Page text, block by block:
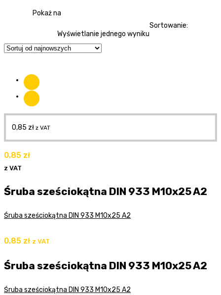
Pokaż na
Wyświetlanie jednego wyniku
Sortowanie:
0,85 zł z VAT
0,85 zł
z VAT
Śruba sześciokątna DIN 933 M10x25 A2
Śruba sześciokątna DIN 933 M10x25 A2
0,85 zł z VAT
Śruba sześciokątna DIN 933 M10x25 A2
Śruba sześciokątna DIN 933 M10x25 A2